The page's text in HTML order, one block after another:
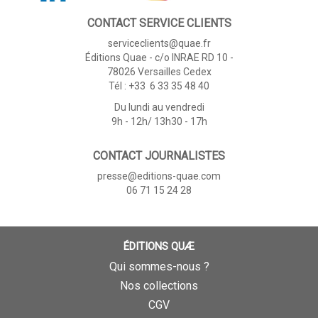
CONTACT SERVICE CLIENTS
serviceclients@quae.fr
Éditions Quae - c/o INRAE RD 10 -
78026 Versailles Cedex
Tél : +33 6 33 35 48 40
Du lundi au vendredi
9h - 12h/ 13h30 - 17h
CONTACT JOURNALISTES
presse@editions-quae.com
06 71 15 24 28
ÉDITIONS QUÆ
Qui sommes-nous ?
Nos collections
CGV